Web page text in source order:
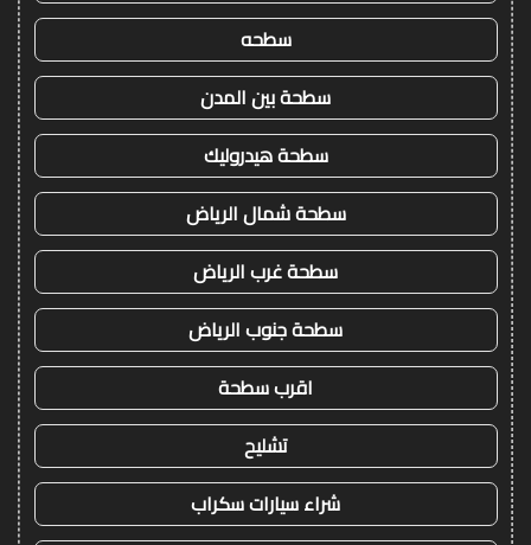
سطحه
سطحة بين المدن
سطحة هيدروليك
سطحة شمال الرياض
سطحة غرب الرياض
سطحة جنوب الرياض
اقرب سطحة
تشليح
شراء سيارات سكراب